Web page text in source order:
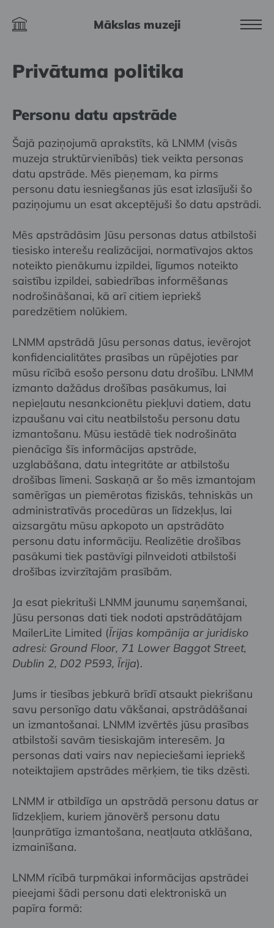
Mākslas muzeji
Privātuma politika
Personu datu apstrāde
Šajā paziņojumā aprakstīts, kā LNMM (visās
muzeja struktūrvienībās) tiek veikta personas
datu apstrāde. Mēs pieņemam, ka pirms
personu datu iesniegšanas jūs esat izlasījuši šo
paziņojumu un esat akceptējuši šo datu apstrādi.
Mēs apstrādāsim Jūsu personas datus atbilstoši
tiesisko interešu realizācijai, normatīvajos aktos
noteikto pienākumu izpildei, līgumos noteikto
saistību izpildei, sabiedrības informēšanas
nodrošināšanai, kā arī citiem iepriekš
paredzētiem nolūkiem.
LNMM apstrādā Jūsu personas datus, ievērojot
konfidencialitātes prasības un rūpējoties par
mūsu rīcībā esošo personu datu drošību. LNMM
izmanto dažādus drošības pasākumus, lai
nepieļautu nesankcionētu piekļuvi datiem, datu
izpaušanu vai citu neatbilstošu personu datu
izmantošanu. Mūsu iestādē tiek nodrošināta
pienācīga šīs informācijas apstrāde,
uzglabāšana, datu integritāte ar atbilstošu
drošības līmeni. Saskaņā ar šo mēs izmantojam
samērīgas un piemērotas fiziskās, tehniskās un
administratīvās procedūras un līdzekļus, lai
aizsargātu mūsu apkopoto un apstrādāto
personu datu informāciju. Realizētie drošības
pasākumi tiek pastāvīgi pilnveidoti atbilstoši
drošības izvirzītajām prasībām.
Ja esat piekrituši LNMM jaunumu saņemšanai,
Jūsu personas dati tiek nodoti apstrādātājam
MailerLite Limited (Īrijas kompānija ar juridisko
adresi: Ground Floor, 71 Lower Baggot Street,
Dublin 2, D02 P593, Īrija).
Jums ir tiesības jebkurā brīdī atsaukt piekrišanu
savu personīgo datu vākšanai, apstrādāšanai
un izmantošanai. LNMM izvērtēs jūsu prasības
atbilstoši savām tiesiskajām interesēm. Ja
personas dati vairs nav nepieciešami iepriekš
noteiktajiem apstrādes mērķiem, tie tiks dzēsti.
LNMM ir atbildīga un apstrādā personu datus ar
līdzekļiem, kuriem jānovērš personu datu
ļaunprātīga izmantošana, neatļauta atklāšana,
izmainīšana.
LNMM rīcībā turpmākai informācijas apstrādei
pieejami šādi personu dati elektroniskā un
papīra formā: